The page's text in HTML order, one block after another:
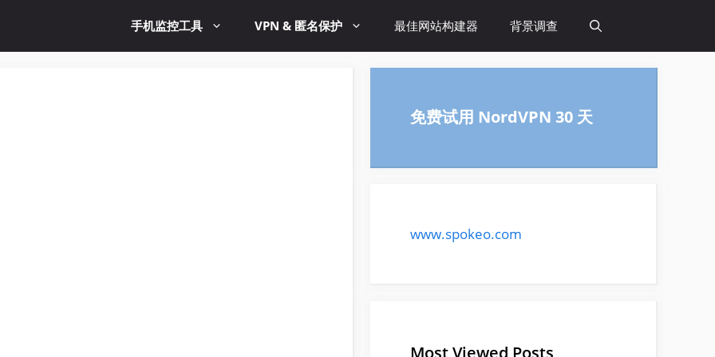
手机监控工具 VPN & 匿名保护 最佳网站构建器 背景调查
免费试用 NordVPN 30 天
www.spokeo.com
Most Viewed Posts